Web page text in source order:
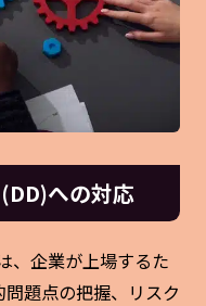
への対応
、企業が上場するた
題点の把握、リスク